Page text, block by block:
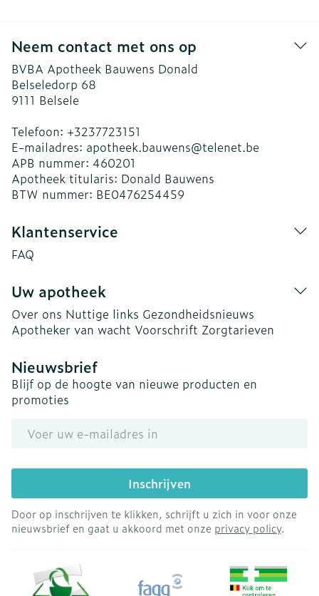
Neem contact met ons op
BVBA Apotheek Bauwens Donald
Belseledorp 68
9111 Belsele
Telefoon: +3237723151
E-mailadres: apotheek.bauwens@telenet.be
APB nummer: 460201
Apotheek titularis: Donald Bauwens
BTW nummer: BE0476254459
Klantenservice
FAQ
Uw apotheek
Over ons Nuttige links Gezondheidsnieuws
Apotheker van wacht Voorschrift Zorgtarieven
Nieuwsbrief
Blijf op de hoogte van nieuwe producten en
promoties
Inschrijven
Door op inschrijven te klikken, schrijft u zich in voor onze
nieuwsbrief en gaat u akkoord met onze privacy policy.